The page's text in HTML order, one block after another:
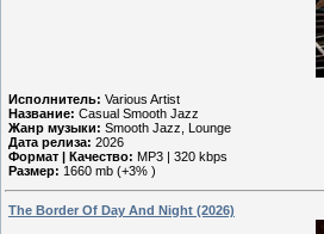
Исполнитель: Various Artist
Название: Casual Smooth Jazz
Жанр музыки: Smooth Jazz, Lounge
Дата релиза: 2026
Формат | Качество: MP3 | 320 kbps
Размер: 1660 mb (+3% )
The Border Of Day And Night (2026)